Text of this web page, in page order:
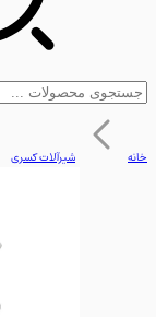
شیرآلات کسری